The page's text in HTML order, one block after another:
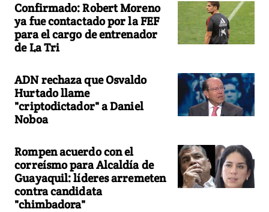
Confirmado: Robert Moreno
ya fue contactado por la FEF
para el cargo de entrenador
de La Tri
ADN rechaza que Osvaldo
Hurtado llame
"criptodictador" a Daniel
Noboa
Rompen acuerdo con el
correísmo para Alcaldía de
Guayaquil: líderes arremeten
contra candidata
"chimbadora"